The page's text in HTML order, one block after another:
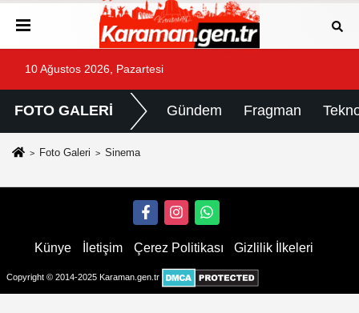
10 Ağustos 2026, Pazartesi
FOTO GALERİ Gündem Fragman
Foto Galeri Sinema
Künye İletişim Çerez Politikası Gizlilik İlkeleri
Copyright © 2014-2025 Karaman.gen.tr